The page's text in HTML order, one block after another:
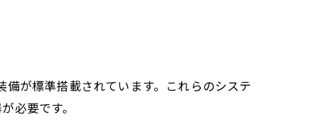
が標準搭載されています。これらのシステ
必要です。